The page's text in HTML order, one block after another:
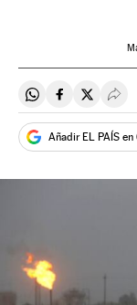
Compartir en
Compartir
Añadir EL PAÍS